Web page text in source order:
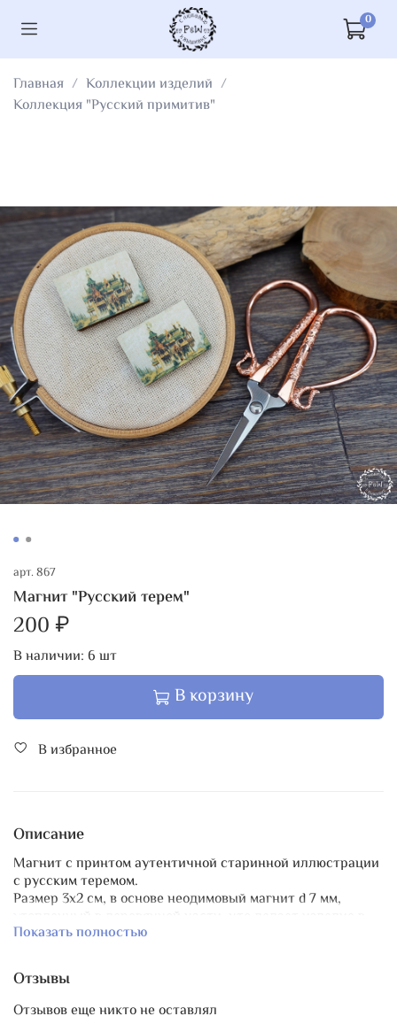
0
Главная
Коллекции изделий
Коллекция "Русский примитив"
арт.867
Магнит "Русский терем"
200 ₽
В наличии: 6 шт
В корзину
В избранное
Описание
Магнит с принтом аутентичной старинной иллюстрации
с русским теремом.
Размер 3х2 см, в основе неодимовый магнит d 7 мм,
целом намного более аккуратным. Уголки закруглены.
Магнит легкий, ваши запястья во время вышивки
останутся не перегруженными.
Для всех любителей русской старины!
Показать полностью
Отзывы
Отзывов еще никто не оставлял